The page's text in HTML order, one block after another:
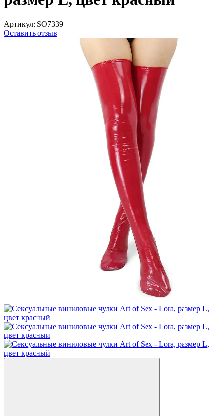
Артикул: SO7339
Оставить отзыв